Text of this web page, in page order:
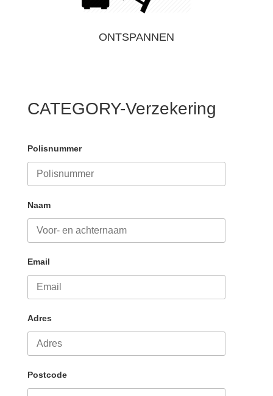
ONTSPANNEN
CATEGORY-Verzekering
Polisnummer
Naam
Email
Adres
Postcode